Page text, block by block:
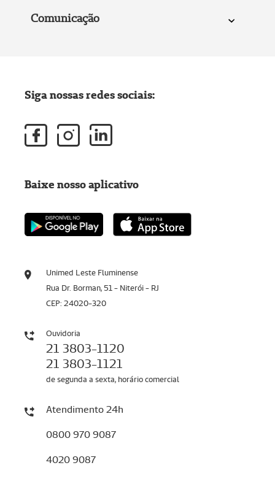
Comunicação
Unimed Leste Fluminense
Rua Dr. Borman, 51 - Niterói - RJ
CEP: 24020-320
Ouvidoria
21 3803-1120
21 3803-1121
de segunda a sexta, horário comercial
Atendimento 24h
0800 970 9087
4020 9087
Siga nossas redes sociais:
Baixe nosso aplicativo